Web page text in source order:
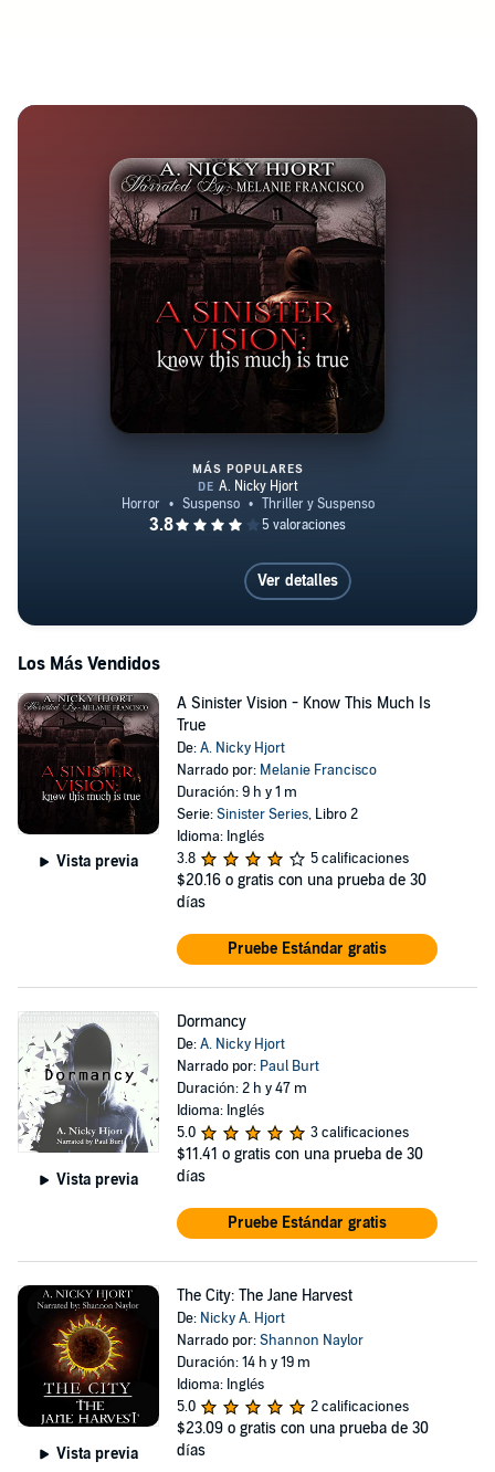
A Sinister Vision - Know This
MÁS POPULARES
Ver detalles
Los Más Vendidos
Vista previa
A Sinister Vision - Know This Much Is
True
De:A. Nicky Hjort
Narrado por: Melanie Francisco
Duración: 9 h y 1 m
Serie:Sinister Series, Libro 2
Idioma: Inglés
3.8
5 calificaciones
$20.16 o gratis con una prueba de 30
días
Pruebe Estándar gratis
Vista previa
Dormancy
De:A. Nicky Hjort
Narrado por: Paul Burt
Duración: 2 h y 47 m
Idioma: Inglés
5.0
3 calificaciones
$11.41 o gratis con una prueba de 30
días
Pruebe Estándar gratis
Vista previa
The City: The Jane Harvest
De: Nicky A. Hjort
Narrado por:Shannon Naylor
Duración: 14 h y 19 m
Idioma: Inglés
5.0
2 calificaciones
$23.09 o gratis con una prueba de 30
días